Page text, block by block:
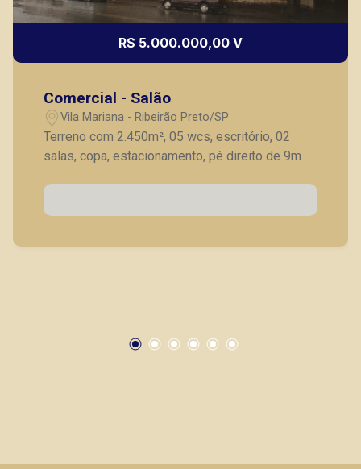
R$ 5.000.000,00 V
Comercial - Salão
Vila Mariana - Ribeirão Preto/SP
Terreno com 2.450m², 05 wcs, escritório, 02
salas, copa, estacionamento, pé direito de 9m